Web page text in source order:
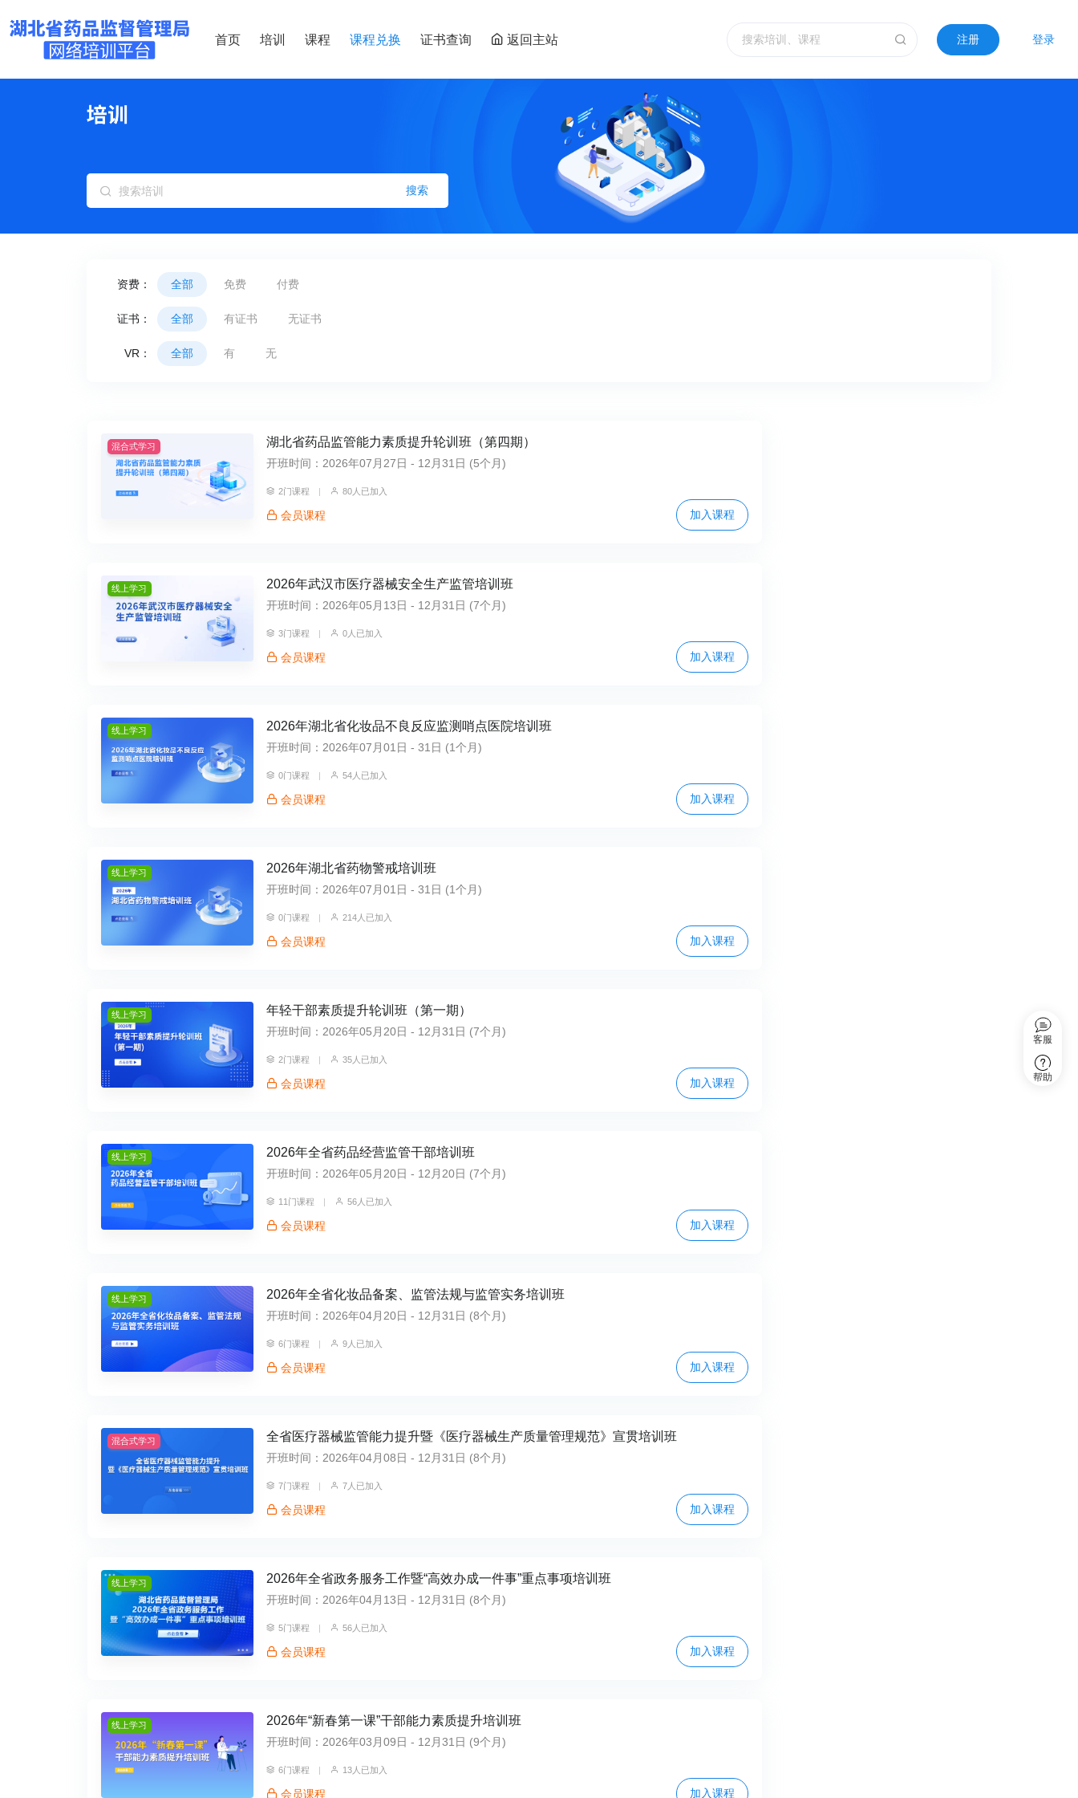
首页 培训 课程 课程兑换 证书查询 返回主站 注册 登录
客服
帮助
搜索
资费： 全部 免费 付费
证书： 全部 有证书 无证书
VR： 全部 有 无
混合式学习 湖北省药品监管能力素质提升轮训班（第四期）
开班时间：2026年07月27日 - 12月31日 (5个月)
2门课程 80人已加入
会员课程 加入课程
线上学习 2026年武汉市医疗器械安全生产监管培训班
开班时间：2026年05月13日 - 12月31日 (7个月)
3门课程 0人已加入
会员课程 加入课程
线上学习 2026年湖北省化妆品不良反应监测哨点医院培训班
开班时间：2026年07月01日 - 31日 (1个月)
0门课程 54人已加入
会员课程 加入课程
线上学习 2026年湖北省药物警戒培训班
开班时间：2026年07月01日 - 31日 (1个月)
0门课程 214人已加入
会员课程 加入课程
线上学习 年轻干部素质提升轮训班（第一期）
开班时间：2026年05月20日 - 12月31日 (7个月)
2门课程 35人已加入
会员课程 加入课程
线上学习 2026年全省药品经营监管干部培训班
开班时间：2026年05月20日 - 12月20日 (7个月)
11门课程 56人已加入
会员课程 加入课程
线上学习 2026年全省化妆品备案、监管法规与监管实务培训班
开班时间：2026年04月20日 - 12月31日 (8个月)
6门课程 9人已加入
会员课程 加入课程
混合式学习 全省医疗器械监管能力提升暨《医疗器械生产质量管理规范》宣贯培训班
开班时间：2026年04月08日 - 12月31日 (8个月)
7门课程 7人已加入
会员课程 加入课程
线上学习 2026年全省政务服务工作暨“高效办成一件事”重点事项培训班
开班时间：2026年04月13日 - 12月31日 (8个月)
5门课程 56人已加入
会员课程 加入课程
线上学习 2026年“新春第一课”干部能力素质提升培训班
开班时间：2026年03月09日 - 12月31日 (9个月)
6门课程 13人已加入
会员课程 加入课程